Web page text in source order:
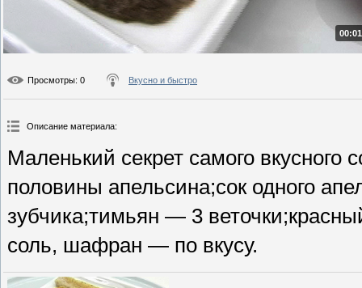
Просмотры: 0 Вкусно и быстро
Описание материала:
Маленький секрет самого
половины апельсина;сок одного
зубчика;тимьян — 3
соль, шафран — по вкусу.